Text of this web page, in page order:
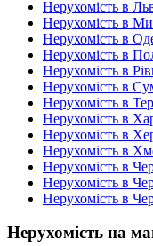
Нерухомість в
Нерухомість в
Нерухомість в
Нерухомість в
Нерухомість в
Нерухомість в
Нерухомість в
Нерухомість в
Нерухомість в
Нерухомість в
Нерухомість в
Нерухомість в
Нерухомість в
Нерухомість на